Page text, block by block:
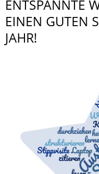
ENTSPANNTE
EINEN GUTEN
JAHR!